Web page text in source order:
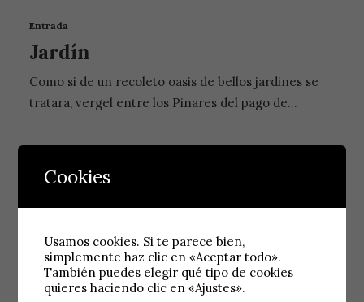
Entrada
Jardín
Como si de un recoleto oasis de bellos jardines se
tratara, vergel entre los Pinares del pago de…
Entrada
Cookies
Usamos cookies. Si te parece bien,
simplemente haz clic en «Aceptar todo».
También puedes elegir qué tipo de cookies
quieres haciendo clic en «Ajustes».